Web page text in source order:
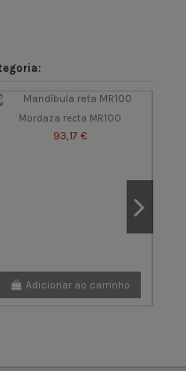
Mordaza recta MR100
93,17 €
Adicionar ao carrinho